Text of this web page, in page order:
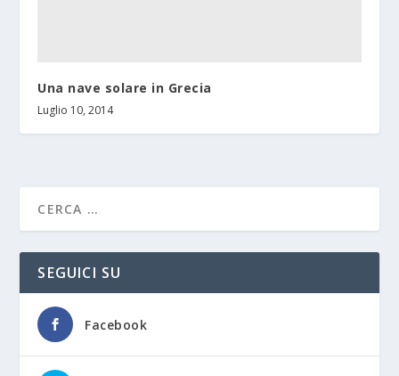
Una nave solare in Grecia
Luglio 10, 2014
SEGUICI SU
Facebook